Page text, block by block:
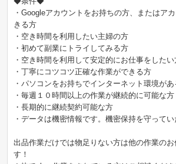
・Googleアカウントをお持ちの方、またはア
きる方
・空き時間を利用したい主婦の方
・初めて副業にトライしてみる方
・空き時間を利用して安定的にお仕事をしたい
・丁寧にコツコツ正確な作業ができる方
・パソコンをお持ちでインターネット環境が
・毎週１０時間以上の作業が継続的に可能な方
・長期的に継続契約可能な方
・データは機密情報です。機密保持を守って
出品作業だけでは物足りない方は他の作業の
す！